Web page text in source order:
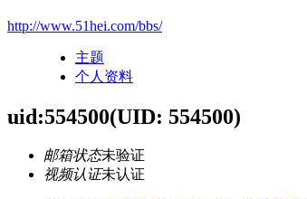
http://www.51hei.com/bbs/
主题
个人资料
uid:554500(UID: 554500)
邮箱状态未验证
视频认证未认证